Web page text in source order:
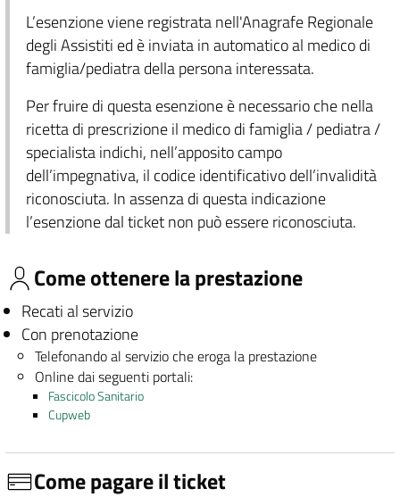
L’esenzione viene registrata nell'Anagrafe Regionale
degli Assistiti ed è inviata in automatico al medico di
famiglia/pediatra della persona interessata.
Per fruire di questa esenzione è necessario che nella
ricetta di prescrizione il medico di famiglia / pediatra /
specialista indichi, nell’apposito campo
dell’impegnativa, il codice identificativo dell’invalidità
riconosciuta. In assenza di questa indicazione
l’esenzione dal ticket non può essere riconosciuta.
Come ottenere la prestazione
Recati al servizio
Con prenotazione
Telefonando al servizio che eroga la prestazione
Online dai seguenti portali:
Fascicolo Sanitario
Cupweb
Come pagare il ticket